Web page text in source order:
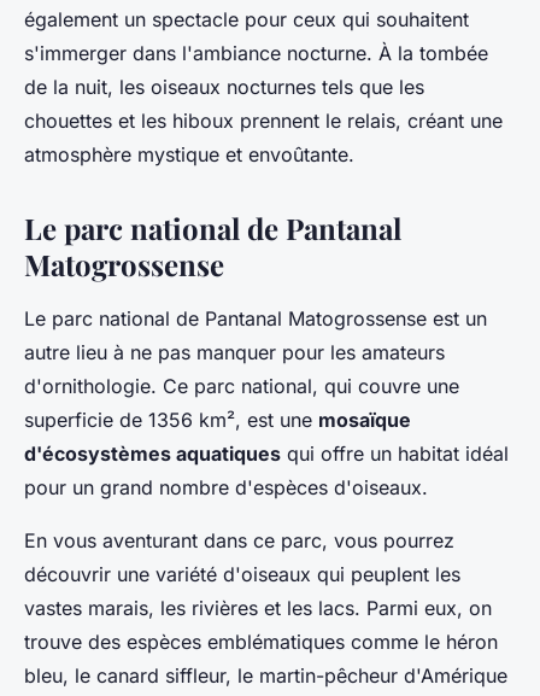
également un spectacle pour ceux qui souhaitent
s'immerger dans l'ambiance nocturne. À la tombée
de la nuit, les oiseaux nocturnes tels que les
chouettes et les hiboux prennent le relais, créant une
atmosphère mystique et envoûtante.
Le parc national de Pantanal
Matogrossense
Le parc national de Pantanal Matogrossense est un
autre lieu à ne pas manquer pour les amateurs
d'ornithologie. Ce parc national, qui couvre une
superficie de 1356 km², est une mosaïque
d'écosystèmes aquatiques qui offre un habitat idéal
pour un grand nombre d'espèces d'oiseaux.
En vous aventurant dans ce parc, vous pourrez
découvrir une variété d'oiseaux qui peuplent les
vastes marais, les rivières et les lacs. Parmi eux, on
trouve des espèces emblématiques comme le héron
bleu, le canard siffleur, le martin-pêcheur d'Amérique